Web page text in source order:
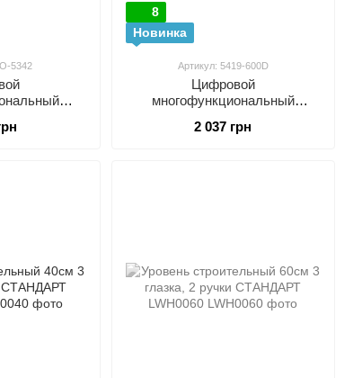
5342
PRO-5342
8
Новинка
Артикул: 5419-600D
Цифровой
многофункциональный
(4х90°/600мм) PROTESTER
2 037 грн